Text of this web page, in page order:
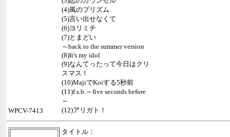
(4)風のプリズム
(5)言い出せなくて
(6)ヨリミチ
(7)とまどい
～back to the summer version
(8)It's my idol
(9)なんてったって今日はクリ
スマス！
(10)MajiでKoiする5秒前
(11)f.s.b.～five seconds before
～
(12)アリガト！
WPCV-7413
タイトル：